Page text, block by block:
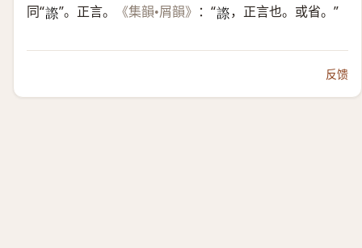
同“𧫕 ”。正言。 《集韻•屑韻》 ：“𧫕 ，正言也。或省。”
反馈